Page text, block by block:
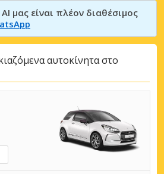
μας είναι πλέον διαθέσιμος
αυτοκίνητα στο